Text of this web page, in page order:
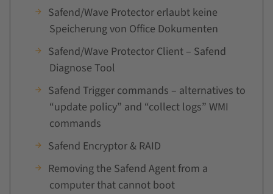
Safend/Wave Protector erlaubt keine
Speicherung von Office Dokumenten
Safend/Wave Protector Client – Safend
Diagnose Tool
Safend Trigger commands – alternatives to
“update policy” and “collect logs” WMI
commands
Safend Encryptor & RAID
Removing the Safend Agent from a
computer that cannot boot